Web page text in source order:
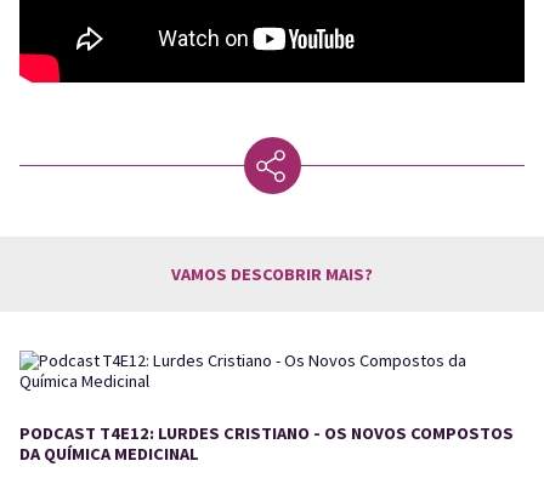
VAMOS DESCOBRIR MAIS?
PODCAST T4E12: LURDES CRISTIANO - OS NOVOS COMPOSTOS
DA QUÍMICA MEDICINAL